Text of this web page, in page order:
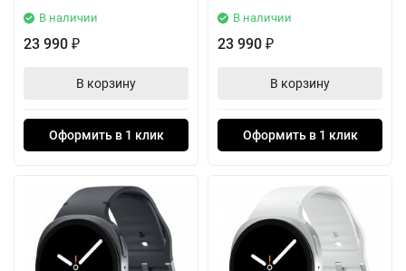
В наличии
23 990 ₽
В корзину
Оформить в 1 клик
В наличии
23 990 ₽
В корзину
Оформить в 1 клик